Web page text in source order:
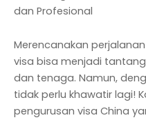
dan Profesional
Merencanakan
visa bisa menjadi
dan tenaga. Namun,
tidak perlu khawatir lagi!
pengurusan visa China